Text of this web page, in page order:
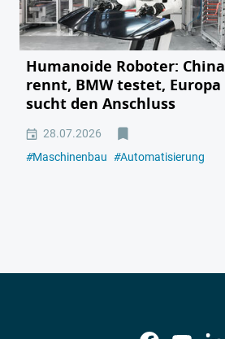
Humanoide Roboter: China
rennt, BMW testet, Europa
sucht den Anschluss
28.07.2026
#Maschinenbau #Automatisierung